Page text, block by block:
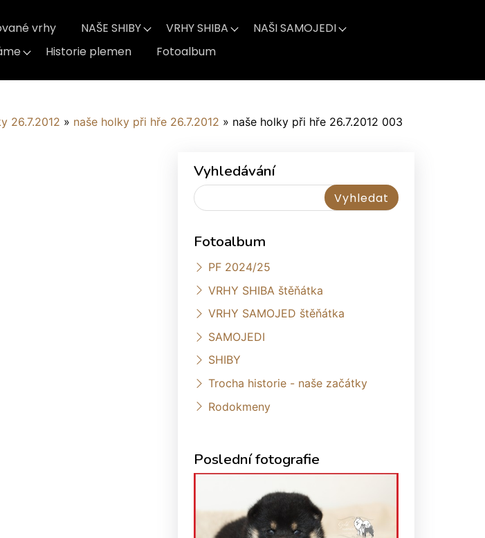
vrhy NAŠE SHIBY VRHY SHIBA
NAŠI SAMOJEDI
Historie plemen Fotoalbum
26.7.2012 » naše holky při hře 26.7.2012 » naše holky při hře 26.7.2012 003
Vyhledávání
Fotoalbum
PF 2024/25
VRHY SHIBA štěňátka
VRHY SAMOJED štěňátka
SAMOJEDI
SHIBY
Trocha historie - naše začátky
Rodokmeny
Poslední fotografie